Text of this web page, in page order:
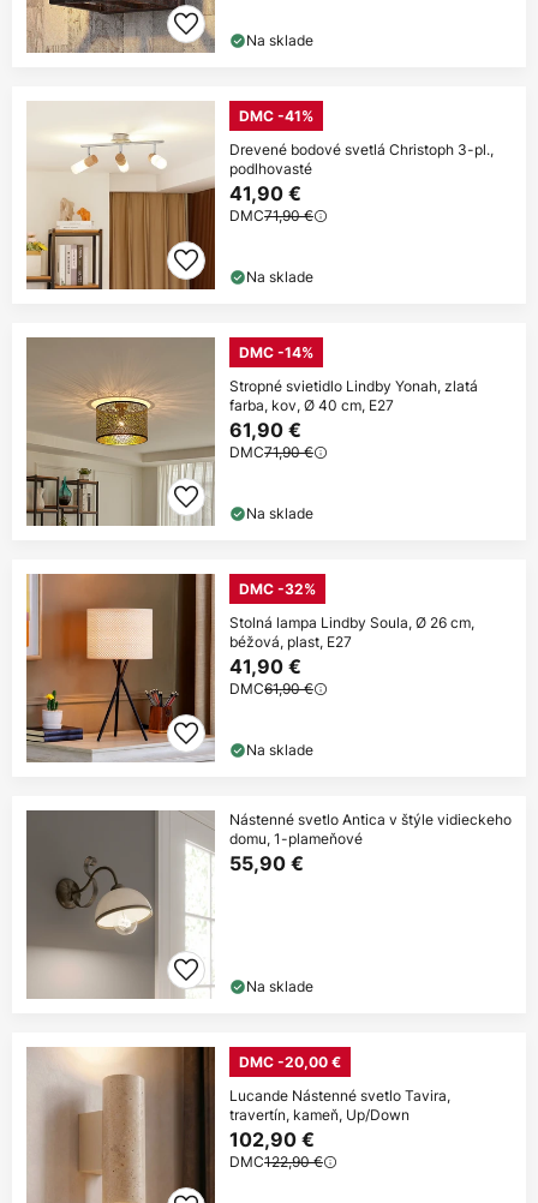
Na sklade
DMC -41%
Drevené bodové svetlá Christoph 3-pl.,
podlhovasté
41,90 €
DMC71,90 €
Na sklade
DMC -14%
Stropné svietidlo Lindby Yonah, zlatá
farba, kov, Ø 40 cm, E27
61,90 €
DMC71,90 €
Na sklade
DMC -32%
Stolná lampa Lindby Soula, Ø 26 cm,
béžová, plast, E27
41,90 €
DMC61,90 €
Na sklade
Nástenné svetlo Antica v štýle vidieckeho
domu, 1-plameňové
55,90 €
Na sklade
DMC -20,00 €
Lucande Nástenné svetlo Tavira,
travertín, kameň, Up/Down
102,90 €
DMC122,90 €